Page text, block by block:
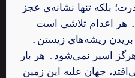
بلکه تنها نشانه‌ی عجز
هر اعدام تلاشی است
ریشه‌های زیستن۔
اسیر نمی‌شود۔ هر بار
جهان علیه این زمین